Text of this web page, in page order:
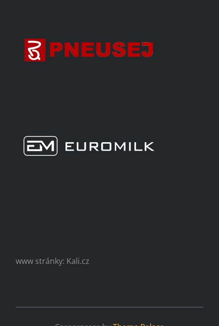
www stránky: Kali.cz